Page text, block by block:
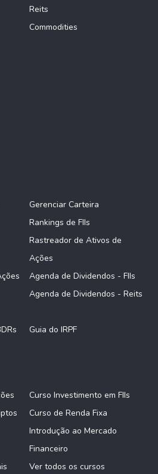
Reits
Commodities
Gerenciar Carteira
Rankings de FIIs
Rastreador de Ativos de
Ações
Agenda de Dividendos - FIIs
Agenda de Dividendos - Reits
Guia do IRPF
Curso Investimento em FIIs
Curso de Renda Fixa
Introdução ao Mercado
Financeiro
Ver todos os cursos